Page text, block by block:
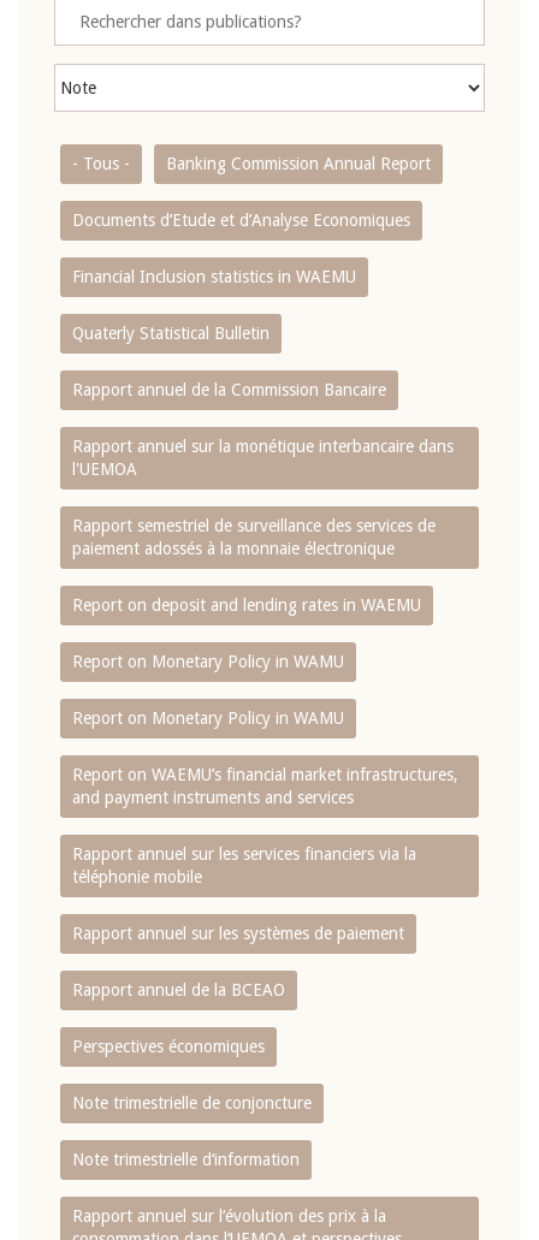
- Tous - Banking Commission Annual Report
Documents d’Etude et d’Analyse Economiques
Financial Inclusion statistics in WAEMU
Quaterly Statistical Bulletin
Rapport annuel de la Commission Bancaire
Rapport annuel sur la monétique interbancaire dans
l'UEMOA
Rapport semestriel de surveillance des services de
paiement adossés à la monnaie électronique
Report on deposit and lending rates in WAEMU
Report on Monetary Policy in WAMU
Report on Monetary Policy in WAMU
Report on WAEMU’s financial market infrastructures,
and payment instruments and services
Rapport annuel sur les services financiers via la
téléphonie mobile
Rapport annuel sur les systèmes de paiement
Rapport annuel de la BCEAO
Perspectives économiques
Note trimestrielle de conjoncture
Note trimestrielle d‘information
Rapport annuel sur l‘évolution des prix à la